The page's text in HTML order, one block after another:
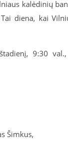
kalėdinių
diena, kai
9:30
Šimkus,